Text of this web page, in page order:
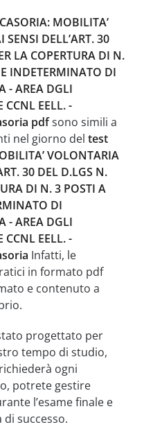
MOBILITA’
DELL’ART. 30
LA COPERTURA DI N.
INDETERMINATO DI
- AREA DGLI
CCNL EELL. -
pdfsono simili a
nel giorno del test
VOLONTARIA
30 DEL D.LGS N.
DI N. 3 POSTI A
DI
- AREA DGLI
CCNL EELL. -
Infatti, le
in formato pdf
e contenuto a
progettato per
tempo di studio,
ogni
potrete gestire
l’esame finale e
successo.